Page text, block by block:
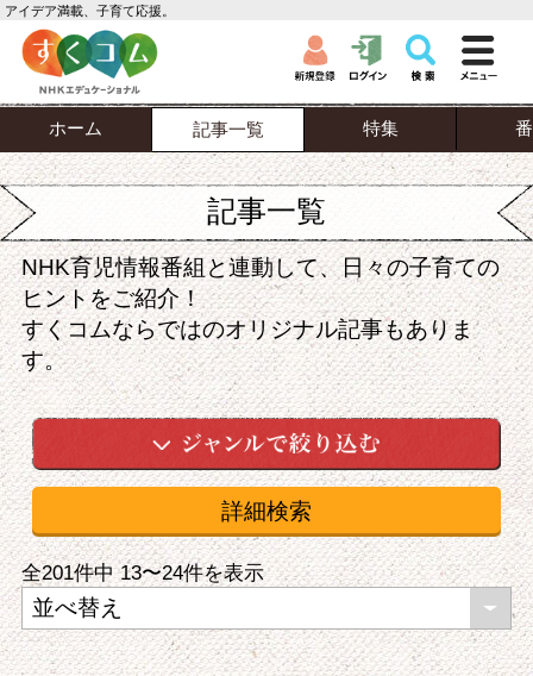
アイデア満載、子育て応援。
ホーム 記事一覧 特集
記事一覧
NHK育児情報番組と連動して、日々の子育ての
ヒントをご紹介！
すくコムならではのオリジナル記事もありま
す。
詳細検索
全201件中13〜24件を表示